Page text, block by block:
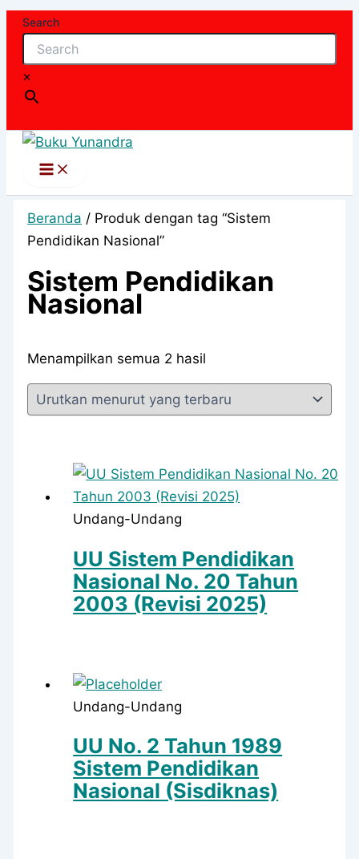
Lewati
konten
Search
×
Beranda / Produk dengan tag “Sistem
Pendidikan Nasional”
Sistem Pendidikan
Nasional
Menampilkan semua 2 hasil
menurut
yang
Undang-Undang
UU Sistem Pendidikan
Nasional No. 20 Tahun
2003 (Revisi 2025)
Undang-Undang
UU No. 2 Tahun 1989
Sistem Pendidikan
Nasional (Sisdiknas)